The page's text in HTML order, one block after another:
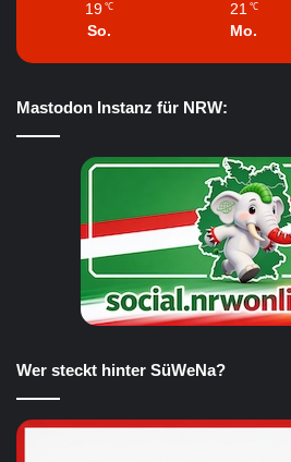
19 ℃
So.
21 ℃
Mo.
Mastodon Instanz für NRW:
Wer steckt hinter SüWeNa?